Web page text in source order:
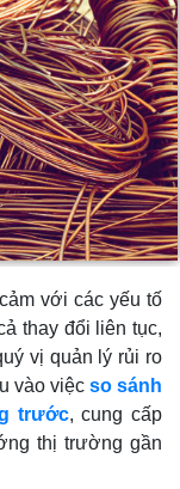
với các yếu tố
thay đổi liên tục,
vị quản lý rủi ro
vào việc so sánh
trước, cung cấp
thị trường gần